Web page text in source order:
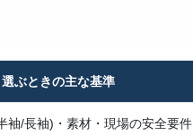
選ぶときの主な基準
袖/長袖)・素材・現場の安全要件